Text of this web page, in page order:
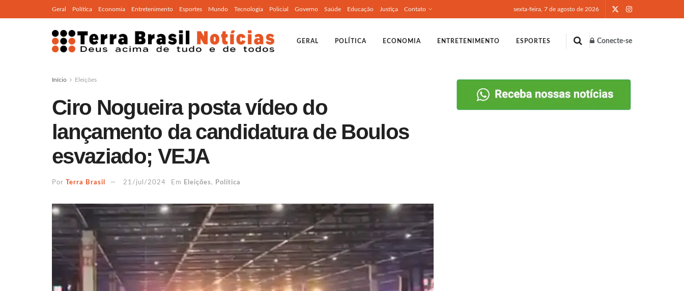
Geral Política Economia Entretenimento Esportes Mundo Tecnologia Policial Governo Saúde Educação Justiça Contato sexta-feira, 7 de agosto de 2026
GERAL POLÍTICA ECONOMIA ENTRETENIMENTO ESPORTES Conecte-se
Início Eleições
Ciro Nogueira posta vídeo do
lançamento da candidatura de Boulos
esvaziado; VEJA
Por Terra Brasil 21/jul/2024 Em Eleições , Política